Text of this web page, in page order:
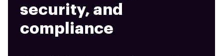
security, and
compliance